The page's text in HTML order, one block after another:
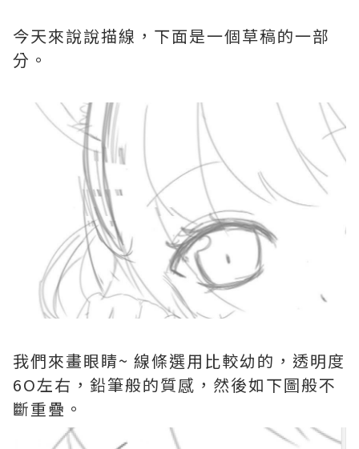
今天來說說描線，下面是一個草稿的一部
分。
我們來畫眼睛~ 線條選用比較幼的，透明度
6O左右，鉛筆般的質感，然後如下圖般不
斷重疊。